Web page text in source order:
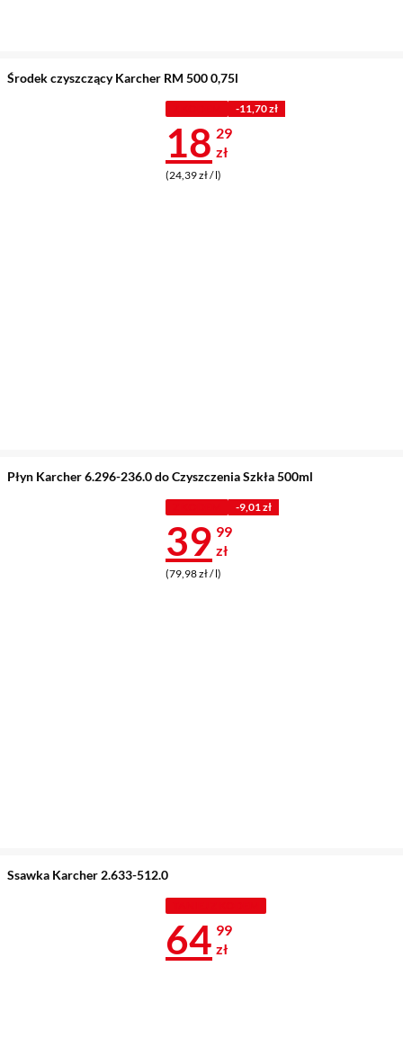
Środek czyszczący Karcher RM 500 0,75l
-11,70 zł
Cena 18,29
18 29
zł
(24,39 zł / l)
Płyn Karcher 6.296-236.0 do Czyszczenia Szkła 500ml
-9,01 zł
Cena 39,99
39 99
zł
(79,98 zł / l)
Ssawka Karcher 2.633-512.0
Cena 64,99
64 99
zł